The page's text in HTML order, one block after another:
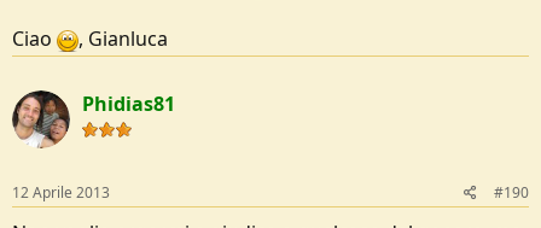
Ciao
, Gianluca
Phidias81
12 Aprile 2013 #190